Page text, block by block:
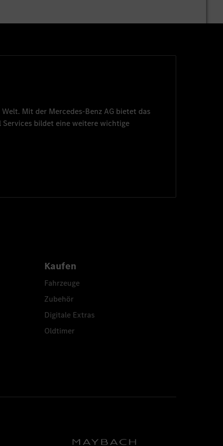
Mit der Mercedes-Benz AG bietet das
Services bildet eine weitere wichtige
Kaufen
Fahrzeuge
Zubehör
Digitale Extras
Oldtimer